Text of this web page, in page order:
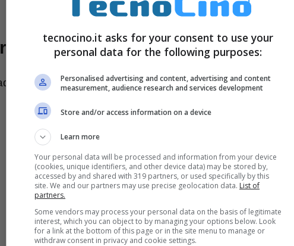
status/916381626220679168″]
tecnocino.it asks for your consent to use your
personal data for the following purposes:
Personalised advertising and content, advertising and content
measurement, audience research and services development
Store and/or access information on a device
Learn more
Your personal data will be processed and information from your device
(cookies, unique identifiers, and other device data) may be stored by,
accessed by and shared with 319 partners, or used specifically by this
site. We and our partners may use precise geolocation data. List of
partners.
Some vendors may process your personal data on the basis of legitimate
interest, which you can object to by managing your options below. Look
for a link at the bottom of this page or in the site menu to manage or
withdraw consent in privacy and cookie settings.